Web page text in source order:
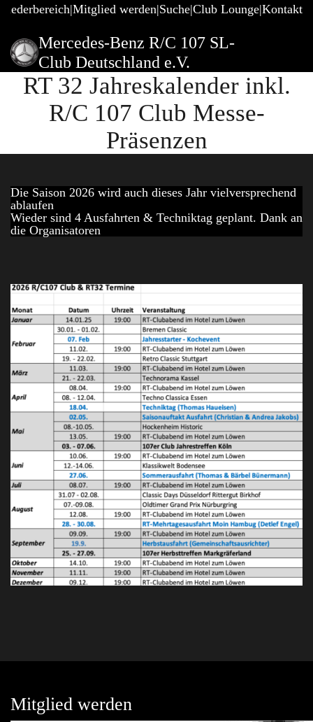
Mitglied werden Suche Club Lounge Kontakt
Mercedes-Benz R/C 107 SL-
Club Deutschland e.V.
RT 32 Jahreskalender inkl.
R/C 107 Club Messe-
Präsenzen
Die Saison 2026 wird auch dieses Jahr vielversprechend
ablaufen
Wieder sind 4 Ausfahrten & Techniktag geplant. Dank an
die Organisatoren
Mitglied werden